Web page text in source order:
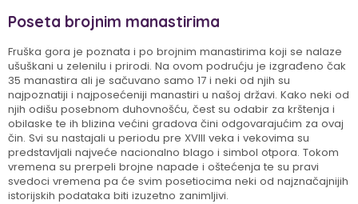
Poseta brojnim manastirima
Fruška gora je poznata i po brojnim manastirima koji se nalaze
ušuškani u zelenilu i prirodi. Na ovom podrućju je izgrađeno čak
35 manastira ali je sačuvano samo 17 i neki od njih su
najpoznatiji i najposećeniji manastiri u našoj državi. Kako neki od
njih odišu posebnom duhovnošću, čest su odabir za krštenja i
obilaske te ih blizina većini gradova čini odgovarajućim za ovaj
čin. Svi su nastajali u periodu pre XVIII veka i vekovima su
predstavljali najveće nacionalno blago i simbol otpora. Tokom
vremena su prerpeli brojne napade i oštećenja te su pravi
svedoci vremena pa će svim posetiocima neki od najznačajnijih
istorijskih podataka biti izuzetno zanimljivi.